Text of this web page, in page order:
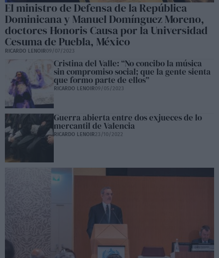
El ministro de Defensa de la República
Dominicana y Manuel Domínguez Moreno,
doctores Honoris Causa por la Universidad
Cesuma de Puebla, México
RICARDO LENOIR09/07/2023
Cristina del Valle: “No concibo la música
sin compromiso social; que la gente sienta
que formo parte de ellos”
RICARDO LENOIR09/05/2023
Guerra abierta entre dos exjueces de lo
mercantil de Valencia
RICARDO LENOIR23/10/2022